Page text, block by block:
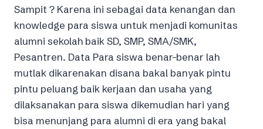
Sampit ? Karena ini sebagai data kenangan dan
knowledge para siswa untuk menjadi komunitas
alumni sekolah baik SD, SMP, SMA/SMK,
Pesantren. Data Para siswa benar-benar lah
mutlak dikarenakan disana bakal banyak pintu
pintu peluang baik kerjaan dan usaha yang
dilaksanakan para siswa dikemudian hari yang
bisa menunjang para alumni di era yang bakal